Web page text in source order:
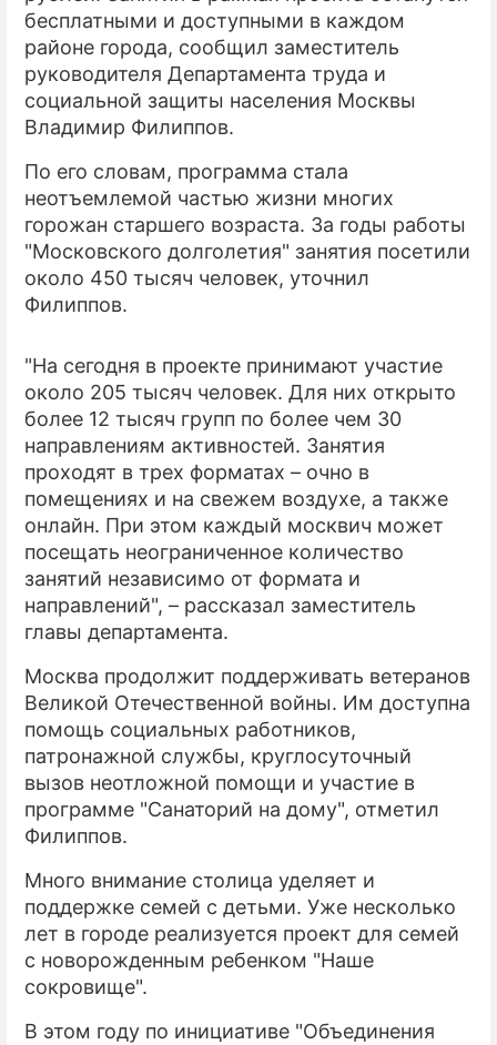
бесплатными и доступными в каждом
районе города, сообщил заместитель
руководителя Департамента труда и
социальной защиты населения Москвы
Владимир Филиппов.
По его словам, программа стала
неотъемлемой частью жизни многих
горожан старшего возраста. За годы работы
"Московского долголетия" занятия посетили
около 450 тысяч человек, уточнил
Филиппов.
"На сегодня в проекте принимают участие
около 205 тысяч человек. Для них открыто
более 12 тысяч групп по более чем 30
направлениям активностей. Занятия
проходят в трех форматах – очно в
помещениях и на свежем воздухе, а также
онлайн. При этом каждый москвич может
посещать неограниченное количество
занятий независимо от формата и
направлений", – рассказал заместитель
главы департамента.
Москва продолжит поддерживать ветеранов
Великой Отечественной войны. Им доступна
помощь социальных работников,
патронажной службы, круглосуточный
вызов неотложной помощи и участие в
программе "Санаторий на дому", отметил
Филиппов.
Много внимание столица уделяет и
поддержке семей с детьми. Уже несколько
лет в городе реализуется проект для семей
с новорожденным ребенком "Наше
сокровище".
В этом году по инициативе "Объединения